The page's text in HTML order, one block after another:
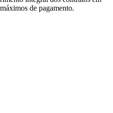
de pagamento.